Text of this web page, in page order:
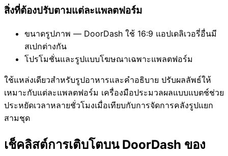
สิ่งที่ต้องปรับตามแต่ละแพลตฟอร์ม
ขนาดรูปภาพ — DoorDash ใช้ 16:9 แอปเดลิเวอรี่อื่นมี
สเปกต่างกัน
โปรโมชั่นและรูปแบบโฆษณาเฉพาะแพลตฟอร์ม
ใช้แหล่งเดียวสำหรับรูปอาหารและคำอธิบาย ปรับผลลัพธ์ให้
เหมาะกับแต่ละแพลตฟอร์ม เครื่องมือประมวลผลแบบแบตช์ช่วย
ประหยัดเวลาหลายชั่วโมงเมื่อเทียบกับการจัดการคลังรูปแยก
สามชุด
เช็คลิสต์การเติบโตบน DoorDash ของ